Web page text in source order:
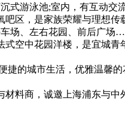
式游泳池;室内，有互动
区，是家族荣耀与理想传
、左右花园、前后广场
中花园洋楼，是宜城
城市生活，优雅温馨
商，诚邀上海浦东与中